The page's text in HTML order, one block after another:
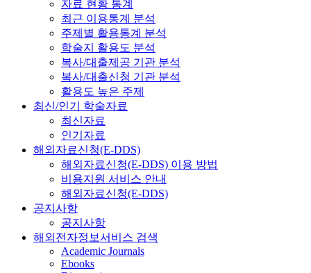
자료 현황 통계
최근 이용통계 분석
주제별 활용통계 분석
학술지 활용도 분석
복사/대출제공 기관 분석
복사/대출신청 기관 분석
활용도 높은 주제
최신/인기 학술자료
최신자료
인기자료
해외자료신청(E-DDS)
해외자료신청(E-DDS) 이용 방법
비용지원 서비스 안내
해외자료신청(E-DDS)
공지사항
공지사항
해외전자정보서비스 검색
Academic Journals
Ebooks